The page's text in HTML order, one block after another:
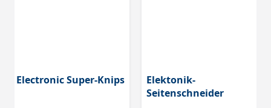
Electronic Super-Knips
Elektonik-
Seitenschneider